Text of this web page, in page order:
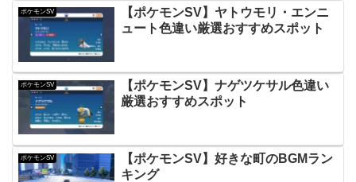
ポケモンSV
【ポケモンSV】ヤトウモリ・エンニ
ュート色違い厳選おすすめスポット
ポケモンSV
【ポケモンSV】ナゲツケサル色違い
厳選おすすめスポット
ポケモンSV
【ポケモンSV】好きな町のBGMラン
キング